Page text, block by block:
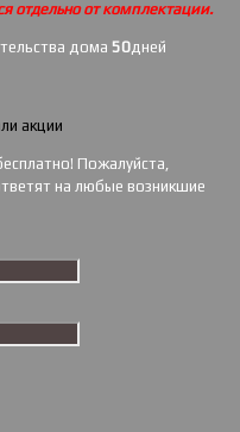
отдельно от комплектации.
дома 50дней
акции
Пожалуйста,
на любые возникшие